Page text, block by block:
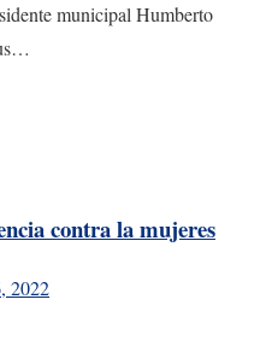
municipal Humberto
contra la mujeres
2022